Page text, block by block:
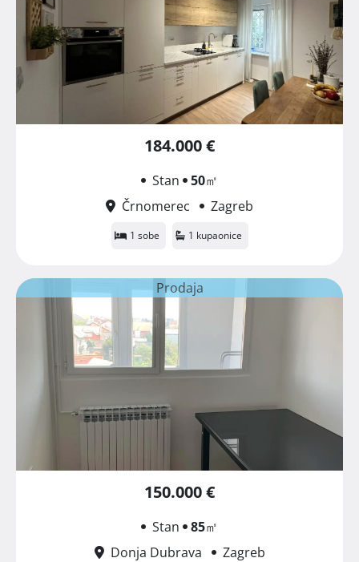
184.000 €
Stan 50㎡
Črnomerec
Zagreb
1 sobe 1 kupaonice
Prodaja
150.000 €
Stan 85㎡
Donja Dubrava
Zagreb